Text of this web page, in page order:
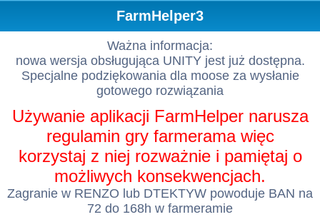
FarmHelper3
Ważna informacja:
nowa wersja obsługująca UNITY jest już dostępna.
Specjalne podziękowania dla moose za wysłanie
gotowego rozwiązania
Używanie aplikacji FarmHelper narusza
regulamin gry farmerama więc
korzystaj z niej rozważnie i pamiętaj o
możliwych konsekwencjach.
Zagranie w RENZO lub DTEKTYW powoduje BAN na
72 do 168h w farmeramie